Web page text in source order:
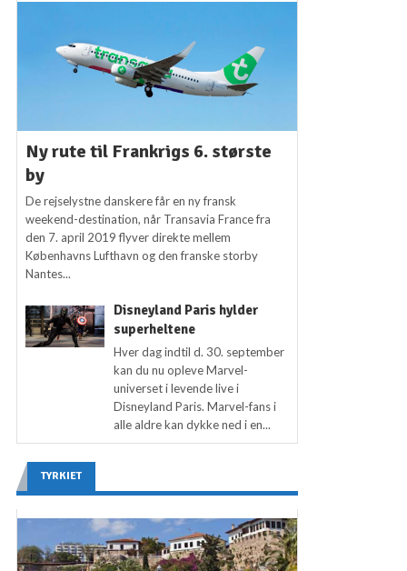
Ny rute til Frankrigs 6. største
by
De rejselystne danskere får en ny fransk
weekend-destination, når Transavia France fra
den 7. april 2019 flyver direkte mellem
Københavns Lufthavn og den franske storby
Nantes...
Disneyland Paris hylder
superheltene
Hver dag indtil d. 30. september
kan du nu opleve Marvel-
universet i levende live i
Disneyland Paris. Marvel-fans i
alle aldre kan dykke ned i en...
TYRKIET